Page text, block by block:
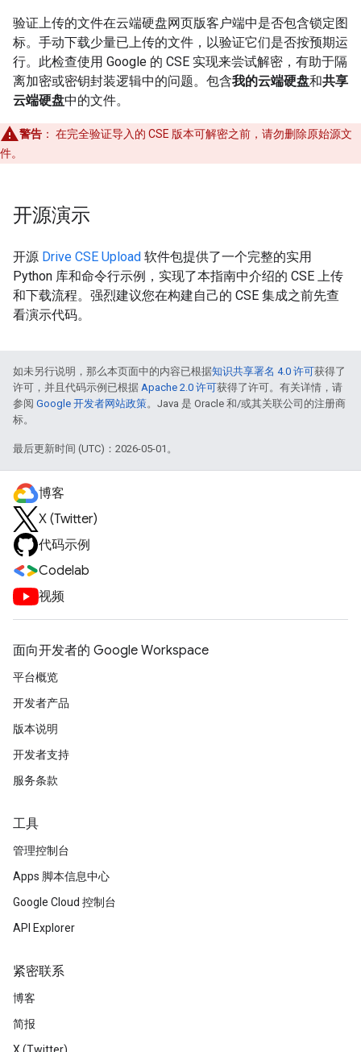
验证上传的文件在云端硬盘网页版客户端中是否包含锁定图
标。手动下载少量已上传的文件，以验证它们是否按预期运
行。此检查使用 Google 的 CSE 实现来尝试解密，有助于隔
离加密或密钥封装逻辑中的问题。包含我的云端硬盘和共享
云端硬盘中的文件。
警告 ： 在完全验证导入的 CSE 版本可解密之前，请勿删除原始源文
件。
开源演示
开源 Drive CSE Upload 软件包提供了一个完整的实用
Python 库和命令行示例，实现了本指南中介绍的 CSE 上传
和下载流程。强烈建议您在构建自己的 CSE 集成之前先查
看演示代码。
如未另行说明，那么本页面中的内容已根据知识共享署名 4.0 许可获得了
许可，并且代码示例已根据 Apache 2.0 许可获得了许可。有关详情，请
参阅 Google 开发者网站政策。Java 是 Oracle 和/或其关联公司的注册商
标。
最后更新时间 (UTC)：2026-05-01。
博客
X (Twitter)
代码示例
Codelab
视频
面向开发者的 Google Workspace
平台概览
开发者产品
版本说明
开发者支持
服务条款
工具
管理控制台
Apps 脚本信息中心
Google Cloud 控制台
API Explorer
紧密联系
博客
简报